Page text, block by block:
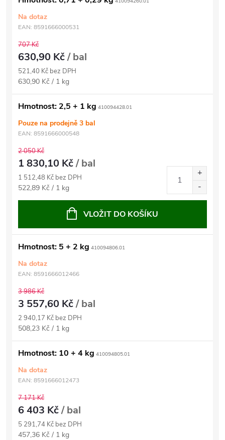
Na dotaz
EAN: 8591666000531
707 Kč
630,90 Kč/ bal
521,40 Kč bez DPH
Měrná
cena:
630,90 Kč / 1 kg
Hmotnost: 2,5 + 1 kg 410094428.01
Pouze na prodejně 3 bal
EAN: 8591666000548
2 050 Kč
1 830,10 Kč/ bal
1 512,48 Kč bez DPH
Měrná
cena:
522,89 Kč / 1 kg
VLOŽIT DO KOŠÍKU
Hmotnost: 5 + 2 kg 410094806.01
Na dotaz
EAN: 8591666012466
3 986 Kč
3 557,60 Kč/ bal
2 940,17 Kč bez DPH
Měrná
cena:
508,23 Kč / 1 kg
Hmotnost: 10 + 4 kg 410094805.01
Na dotaz
EAN: 8591666012473
7 171 Kč
6 403 Kč/ bal
5 291,74 Kč bez DPH
Měrná
457,36 Kč / 1 kg